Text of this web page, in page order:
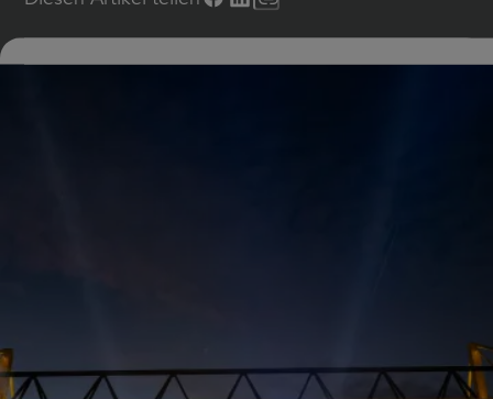
nimmt das Thema Inklusion ernst und sieht es als